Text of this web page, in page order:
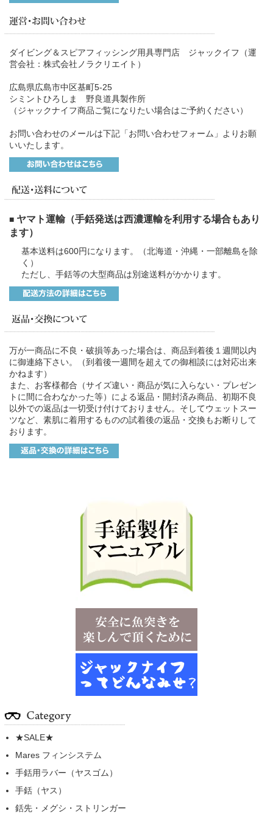
ダイビング＆スピアフィッシング用具専門店 ジャックイフ（運
営会社：株式会社ノラクリエイト）
広島県広島市中区基町5-25
シミントひろしま 野良道具製作所
（ジャックナイフ商品ご覧になりたい場合はご予約ください）
お問い合わせのメールは下記「お問い合わせフォーム」よりお願
いいたします。
■ ヤマト運輸（手銛発送は西濃運輸を利用する場合もあり
ます）
基本送料は600円になります。（北海道・沖縄・一部離島を除
く）
ただし、手銛等の大型商品は別途送料がかかります。
万が一商品に不良・破損等あった場合は、商品到着後１週間以内
に御連絡下さい。（到着後一週間を超えての御相談には対応出来
かねます）
また、お客様都合（サイズ違い・商品が気に入らない・プレゼン
トに間に合わなかった等）による返品・開封済み商品、初期不良
以外での返品は一切受け付けておりません。そしてウェットスー
ツなど、素肌に着用するものの試着後の返品・交換もお断りして
おります。
★SALE★
Mares フィンシステム
手銛用ラバー（ヤスゴム）
手銛（ヤス）
銛先・メグシ・ストリンガー